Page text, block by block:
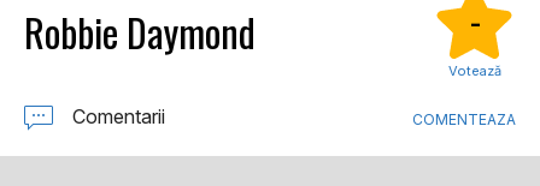
Robbie Daymond -
Votează
Comentarii COMENTEAZA